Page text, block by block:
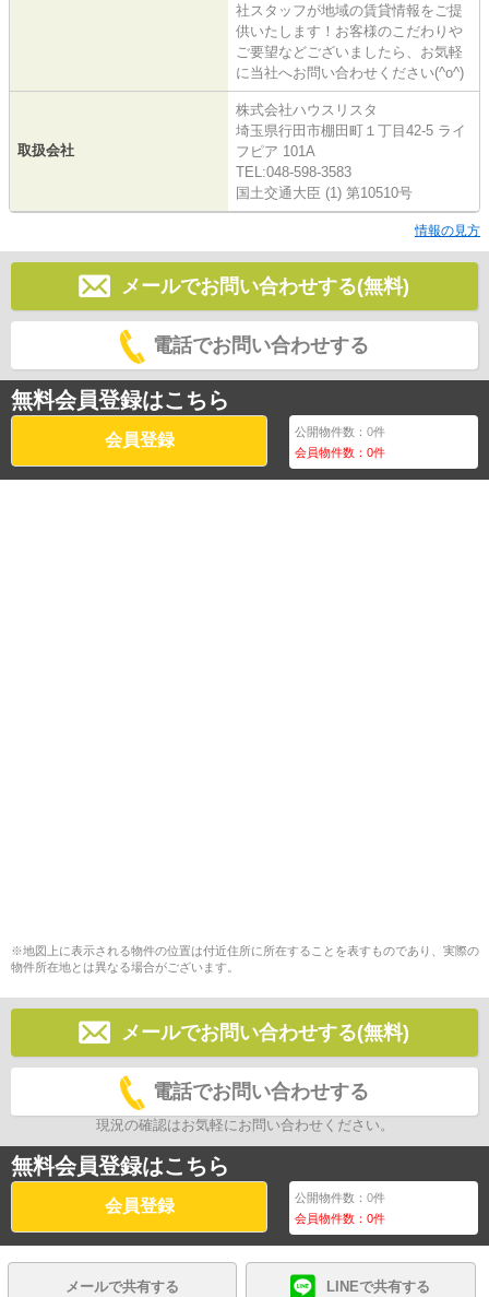
社スタッフが地域の賃貸情報をご提
供いたします！お客様のこだわりや
ご要望などございましたら、お気軽
に当社へお問い合わせください(^o^)
取扱会社
株式会社ハウスリスタ
埼玉県行田市棚田町１丁目42-5 ライ
フピア 101A
TEL:048-598-3583
国土交通大臣 (1) 第10510号
情報の見方
メールでお問い合わせする(無料)
電話でお問い合わせする
無料会員登録はこちら
会員登録 公開物件数：0件
会員物件数：0件
※地図上に表示される物件の位置は付近住所に所在することを表すものであり、実際の
物件所在地とは異なる場合がございます。
メールでお問い合わせする(無料)
電話でお問い合わせする
現況の確認はお気軽にお問い合わせください。
無料会員登録はこちら
会員登録 公開物件数：0件
会員物件数：0件
メールで共有する LINEで共有する